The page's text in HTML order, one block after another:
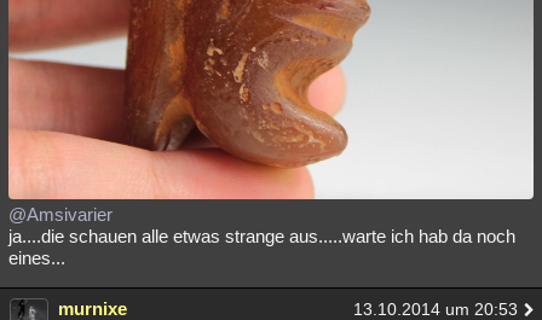
@Amsivarier
ja....die schauen alle etwas strange aus.....warte ich hab da noch
eines...
murnixe 13.10.2014 um 20:53